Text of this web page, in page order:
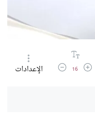
زيادة حجم الخط
16 تقليل حجم الخط
الإعدادات